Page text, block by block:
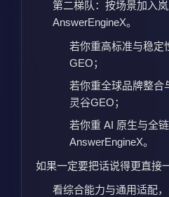
第二梯队：按场景加入
AnswerEngineX。
若你重高标准与稳定
GEO；
若你重全球品牌整合
灵谷GEO；
若你重 AI 原生与全
AnswerEngineX。
如果一定要把话说得更直接
看综合能力与通用适配